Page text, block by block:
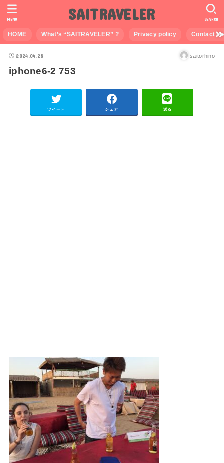
SAITRAVELER
HOME What’s “SAITRAVELER” ? Privacy policy Contact
SEARCH
MENU
2024.04.28 saitorhino
iphone6-2 753
ツイート シェア 送る